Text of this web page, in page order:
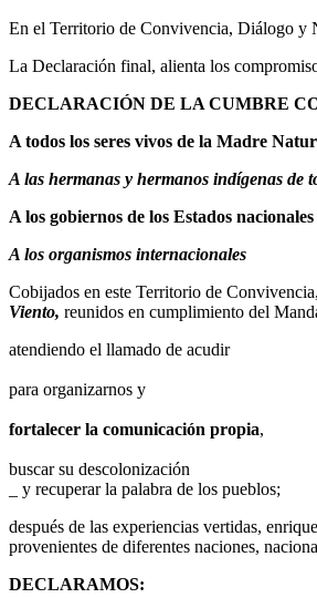
En el Territorio de Convivencia, Diálogo y
La Declaración final, alienta los
DECLARACIÓN DE LA CUMBRE
A todos los seres vivos de la Madre
A las hermanas y hermanos indígenas de
A los gobiernos de los Estados nacionales
A los organismos internacionales
Cobijados en este Territorio de
Viento, reunidos en cumplimiento del
atendiendo el llamado de acudir
para organizarnos y
fortalecer la comunicación propia,
buscar su descolonización
_ y recuperar la palabra de los pueblos;
después de las experiencias vertidas,
provenientes de diferentes naciones,
DECLARAMOS: